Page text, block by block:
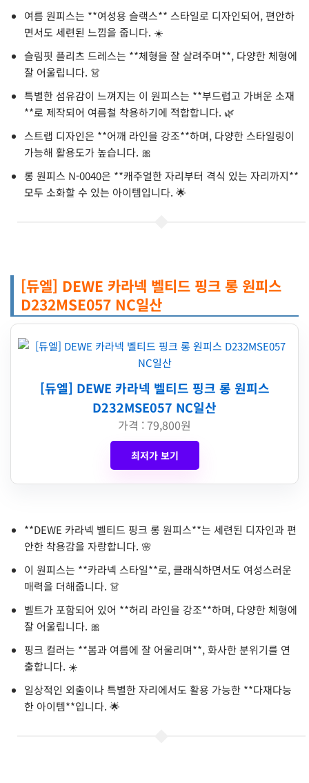
여름 원피스는 **여성용 슬랙스** 스타일로 디자인되어, 편안하
면서도 세련된 느낌을 줍니다. ☀️
슬림핏 플리츠 드레스는 **체형을 잘 살려주며**, 다양한 체형에
잘 어울립니다. 👗
특별한 섬유감이 느껴지는 이 원피스는 **부드럽고 가벼운 소재
**로 제작되어 여름철 착용하기에 적합합니다. 🌿
스트랩 디자인은 **어깨 라인을 강조**하며, 다양한 스타일링이
가능해 활용도가 높습니다. 🎀
롱 원피스 N-0040은 **캐주얼한 자리부터 격식 있는 자리까지**
모두 소화할 수 있는 아이템입니다. 🌟
[듀엘] DEWE 카라넥 벨티드 핑크 롱 원피스
D232MSE057 NC일산
[듀엘] DEWE 카라넥 벨티드 핑크 롱 원피스
D232MSE057 NC일산
가격 : 79,800원
최저가 보기
**DEWE 카라넥 벨티드 핑크 롱 원피스**는 세련된 디자인과 편
안한 착용감을 자랑합니다. 🌸
이 원피스는 **카라넥 스타일**로, 클래식하면서도 여성스러운
매력을 더해줍니다. 👗
벨트가 포함되어 있어 **허리 라인을 강조**하며, 다양한 체형에
잘 어울립니다. 🎀
핑크 컬러는 **봄과 여름에 잘 어울리며**, 화사한 분위기를 연
출합니다. ☀️
일상적인 외출이나 특별한 자리에서도 활용 가능한 **다재다능
한 아이템**입니다. 🌟